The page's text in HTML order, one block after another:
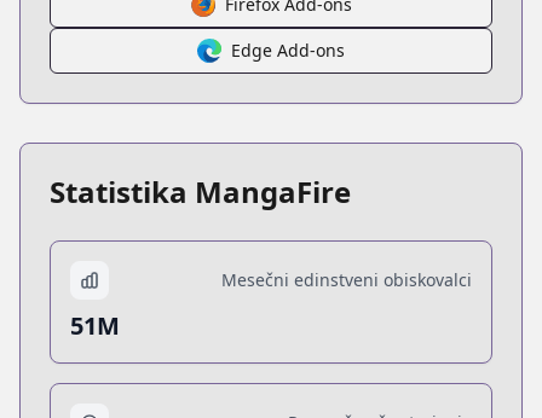
Edge Add-ons
Statistika MangaFire
Mesečni edinstveni obiskovalci
51M